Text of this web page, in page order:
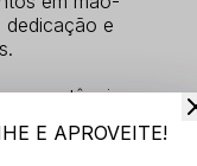
dedicação e
competência e
E APROVEITE!